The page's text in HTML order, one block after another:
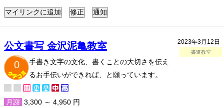
2023年3月12日
書道教室
公文書写 金沢泥亀教室
0
手書き文字の文化、書くことの大切さを伝え
るお手伝いができれば、と願っています。
月謝 3,300 ～ 4,950 円